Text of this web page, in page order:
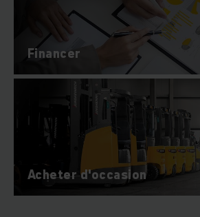
Financer
Acheter d'occasion